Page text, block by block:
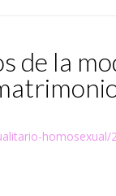
de la
homosexual/